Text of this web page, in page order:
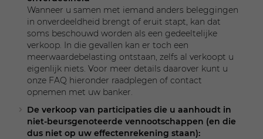
Wanneer u samen met iemand anders beleggingen
in onverdeeldheid brengt of eruit stapt, kan dat
soms beschouwd worden als een gedeeltelijke
verkoop. In die gevallen kan er toch een
meerwaardebelasting ontstaan, zelfs al verkoopt u
eigenlijk niets. Voor meer details daarover kunt u
onze FAQ hieronder raadplegen of contact
opnemen met uw banker.
De verkoop van participaties die u aanhoudt in
niet-beursgenoteerde vennootschappen (en die
dus niet op uw effectenrekening staan):